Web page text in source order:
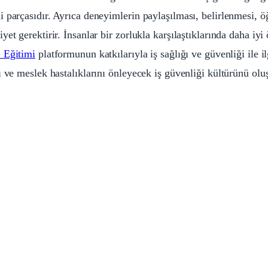
Ayrıca deneyimlerin paylaşılması, belirlenmesi,
gerektirir. İnsanlar bir zorlukla karşılaştıklarında daha iyi
Eğitimi platformunun katkılarıyla iş sağlığı ve güvenliği ile
ve meslek hastalıklarını önleyecek iş güvenliği kültürünü